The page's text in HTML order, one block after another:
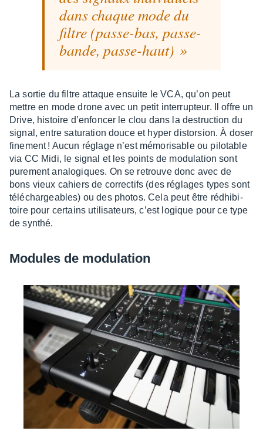
dans chaque mode du
filtre (passe-bas, passe-
bande, passe-haut)
La sortie du filtre attaque ensuite le VCA, qu’on peut
mettre en mode drone avec un petit inter­rup­teur. Il offre un
Drive, histoire d’en­fon­cer le clou dans la destruc­tion du
signal, entre satu­ra­tion douce et hyper distor­sion. À doser
fine­ment ! Aucun réglage n’est mémo­ri­sable ou pilo­table
via CC Midi, le signal et les points de modu­la­tion sont
pure­ment analo­giques. On se retrouve donc avec de
bons vieux cahiers de correc­tifs (des réglages types sont
télé­char­geables) ou des photos. Cela peut être rédhi­bi­
toire pour certains utili­sa­teurs, c’est logique pour ce type
de synthé.
Modules de modu­la­tion